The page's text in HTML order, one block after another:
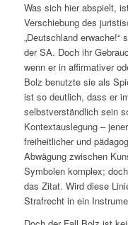
Was sich hier abspielt,
Verschiebung des
„Deutschland erwache!“
der SA. Doch ihr
wenn er in affirmativer
Bolz benutzte sie als
ist so deutlich, dass er
selbstverständlich sein
Kontextauslegung –
freiheitlicher und
Abwägung zwischen
Symbolen komplex;
das Zitat. Wird diese
Strafrecht in ein